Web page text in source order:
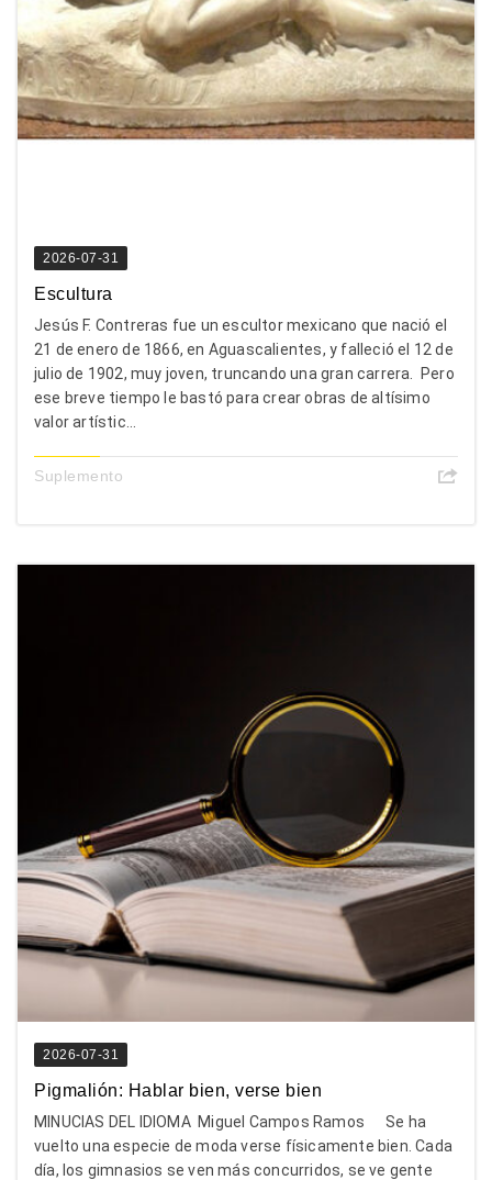
2026-07-31
Escultura
Jesús F. Contreras fue un escultor mexicano que nació el
21 de enero de 1866, en Aguascalientes, y falleció el 12 de
julio de 1902, muy joven, truncando una gran carrera. Pero
ese breve tiempo le bastó para crear obras de altísimo
valor artístic...
Suplemento
2026-07-31
Pigmalión: Hablar bien, verse bien
MINUCIAS DEL IDIOMA Miguel Campos Ramos Se ha
vuelto una especie de moda verse físicamente bien. Cada
día, los gimnasios se ven más concurridos, se ve gente